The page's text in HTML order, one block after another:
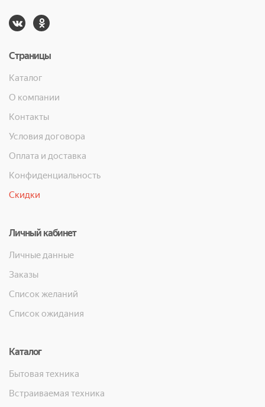
Страницы
Каталог
О компании
Контакты
Условия договора
Оплата и доставка
Конфиденциальность
Скидки
Личный кабинет
Личные данные
Заказы
Список желаний
Список ожидания
Каталог
Бытовая техника
Встраиваемая техника